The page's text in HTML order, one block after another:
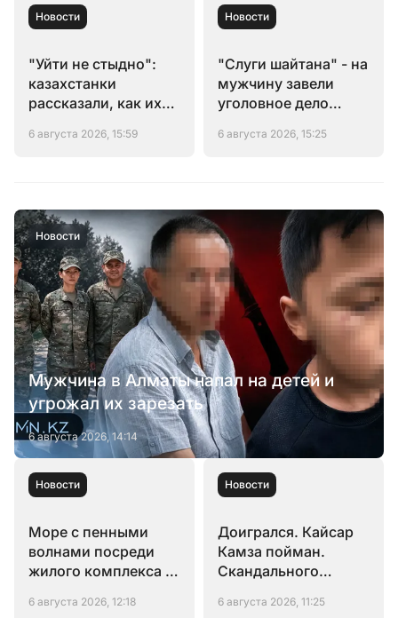
"Уйти не стыдно":
казахстанки
рассказали, как их
брака
6 августа 2026, 15:59
Новости
"Слуги шайтана" - на
мужчину завели
уголовное дело
свадьбе
6 августа 2026, 15:25
Новости
Мужчина в Алматы напал на детей и
угрожал их зарезать
6 августа 2026, 14:14
Новости
Море с пенными
волнами посреди
жилого комплекса в
6 августа 2026, 12:18
Новости
Доигрался. Кайсар
Камза пойман.
Скандального
экстрадируют в
6 августа 2026, 11:25
Новости